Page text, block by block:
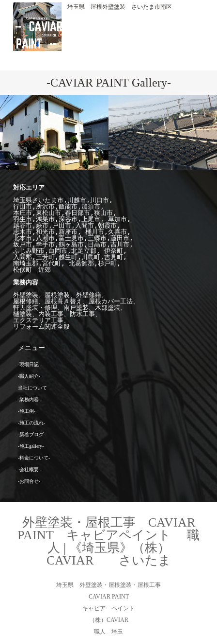
埼玉県 屋根外壁塗装 さいたま市南区
-CAVIAR PAINT Gallery-
-施工例-- 屋
-施工例-- 屋
根工事
埼玉県さいたま市,川越市,川口市,
行田市,所沢市,飯能市,加須市,
本庄市,東松山市,春日部市,狭山市,
羽生市,鴻巣市,深谷市,上尾市, 草加市,
越谷市,蕨市,戸田市,入間市,朝霞市,
志木市,和光市,新座市, 桶川市,久喜市,
北本市,八潮市,富士見市,三郷市,蓮田市,
坂戸市,幸手市,鶴ヶ島市,日高市,吉川市,
ふじみ野市,白岡市,北足立郡, 伊奈町,
入間郡,三芳町,越生町,川島町,吉見町,
南埼玉郡,宮代町, 北葛飾郡,杉戸町,
松伏町　近郊
業務内容
外壁塗装、屋根塗装、外壁修繕、
屋根修繕、屋根葺き替え、屋根カバー工法、
軒天塗装・修理、雨戸塗装、木部塗装、
樋塗装、内装工事、防水工事、
エクステリア工事、
リフォーム関連全般
メニュー
-現場日記-
-職人紹介-
当社について
-業務内容-
-施工例-
-施工の流れ-
-新着ブログ-
-施工gallery-
-料金について-
-会社概要-
-お問合せ-
外壁塗装・屋根工事 CAVIAR
PAINT キャビアペイント 職
人 | 《埼玉県》（株）
CAVIAR さいたま
埼玉県 外壁塗装・屋根塗装・屋根工事
CAVIAR PAINT
キャビア ペイント
（株）CAVIAR
職人 埼玉